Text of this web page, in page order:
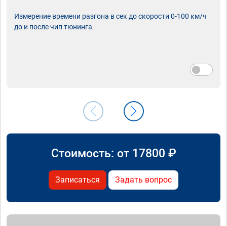
Измерение времени разгона в сек до скорости 0-100 км/ч
до и после чип тюнинга
Стоимость: от 17800 ₽
Записаться Задать вопрос